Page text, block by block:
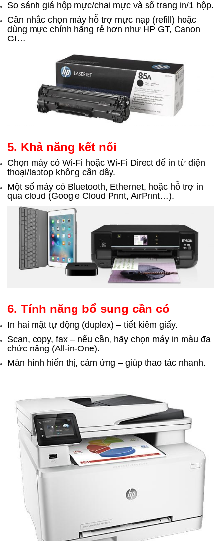
So sánh giá hộp mực/chai mực và số trang in/1 hộp.
Cân nhắc chọn máy hỗ trợ mực nạp (refill) hoặc
dùng mực chính hãng rẻ hơn như HP GT, Canon
GI…
5. Khả năng kết nối
Chọn máy có Wi-Fi hoặc Wi-Fi Direct để in từ điện
thoại/laptop không cần dây.
Một số máy có Bluetooth, Ethernet, hoặc hỗ trợ in
qua cloud (Google Cloud Print, AirPrint…).
6. Tính năng bổ sung cần có
In hai mặt tự động (duplex) – tiết kiệm giấy.
Scan, copy, fax – nếu cần, hãy chọn máy in màu đa
chức năng (All-in-One).
Màn hình hiển thị, cảm ứng – giúp thao tác nhanh.